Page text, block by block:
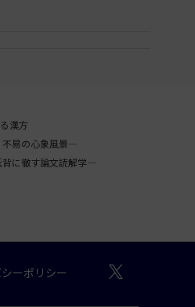
漢方
易の心象風景―
に徹す論文読解学―
ーポリシー